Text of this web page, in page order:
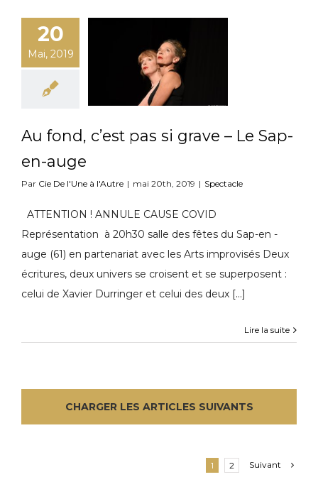
20
Mai, 2019
Au fond, c’est pas si grave – Le Sap-
en-auge
Par Cie De l'Une à l'Autre | mai 20th, 2019 | Spectacle
ATTENTION ! ANNULE CAUSE COVID
Représentation à 20h30 salle des fêtes du Sap-en -
auge (61) en partenariat avec les Arts improvisés Deux
écritures, deux univers se croisent et se superposent :
celui de Xavier Durringer et celui des deux [...]
Lire la suite
CHARGER LES ARTICLES SUIVANTS
1 2 Suivant